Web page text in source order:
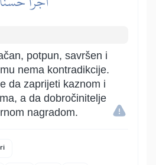
potpun, savršen i
nema kontradikcije.
da zaprijeti kaznom i
a da dobročinitelje
nagradom.